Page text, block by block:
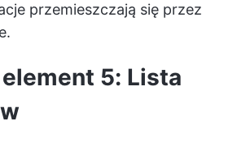
przemieszczają się przez
5: Lista